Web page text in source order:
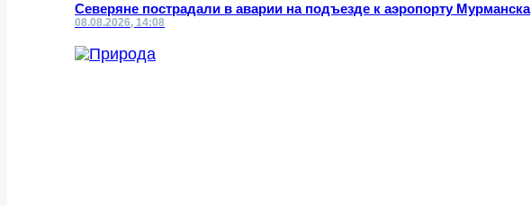
Северяне пострадали в аварии на подъезде к аэропорту Мурманска
08.08.2026, 14:08